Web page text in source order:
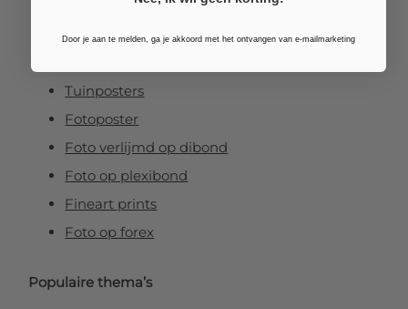
Foto op aluminium
Foto op canvas
Tuinposters
Fotoposter
Foto verlijmd op dibond
Foto op plexibond
Fineart prints
Foto op forex
Populaire thema’s
Door je aan te melden, ga je akkoord met het ontvangen van e-mailmarketing